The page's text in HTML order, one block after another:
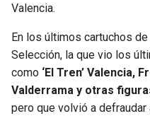
Valencia.
En los últimos cartuchos
Selección, la que vio los
como ‘El Tren’ Valencia,
Valderrama y otras
pero que volvió a